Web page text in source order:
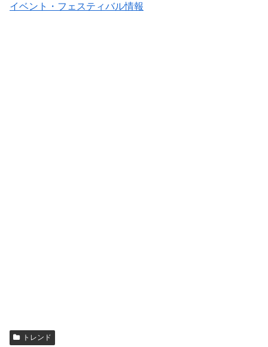
イベント・フェスティバル情報
トレンド